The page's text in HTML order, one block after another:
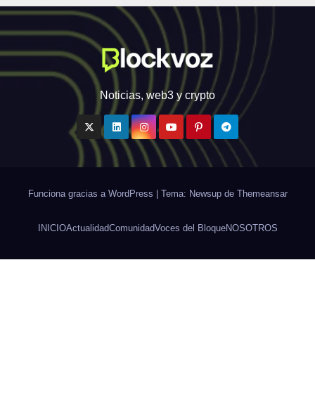
Noticias, web3 y crypto
Funciona gracias a WordPress Tema: Newsup de Themeansar
INICIOActualidadComunidadVoces del BloqueNOSOTROS